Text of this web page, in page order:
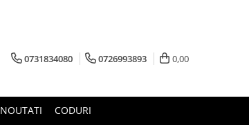
0731834080 0726993893 0,00
NOUTATI CODURI